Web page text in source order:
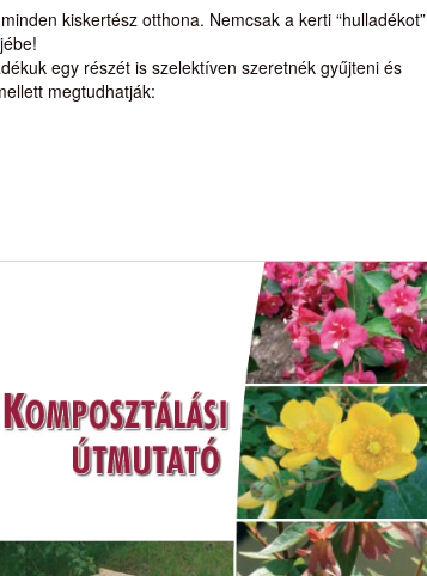
kiskertész otthona. Nemcsak a kerti “hulladékot”
egy részét is szelektíven szeretnék gyűjteni és
megtudhatják: